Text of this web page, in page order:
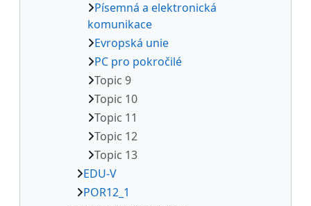
Písemná a elektronická
komunikace
Evropská unie
PC pro pokročilé
Topic 9
Topic 10
Topic 11
Topic 12
Topic 13
EDU-V
POR12_1